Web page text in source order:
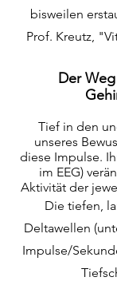
bisweilen
Prof. Kreutz,
Der
Tief in den
unseres
diese Impulse.
im EEG)
Aktivität der
Die tiefen,
Deltawellen
Impulse/